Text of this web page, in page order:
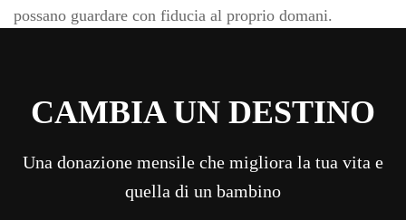
possano guardare con fiducia al proprio domani.
CAMBIA UN DESTINO
Una donazione mensile che migliora la tua vita e
quella di un bambino